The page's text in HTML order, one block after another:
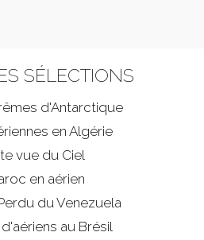
SÉLECTIONS
d'Antarctique
en Algérie
vue du Ciel
en aérien
du Venezuela
au Brésil